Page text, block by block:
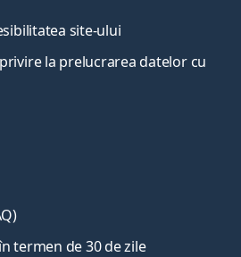
site-ului
la prelucrarea datelor cu
termen de 30 de zile